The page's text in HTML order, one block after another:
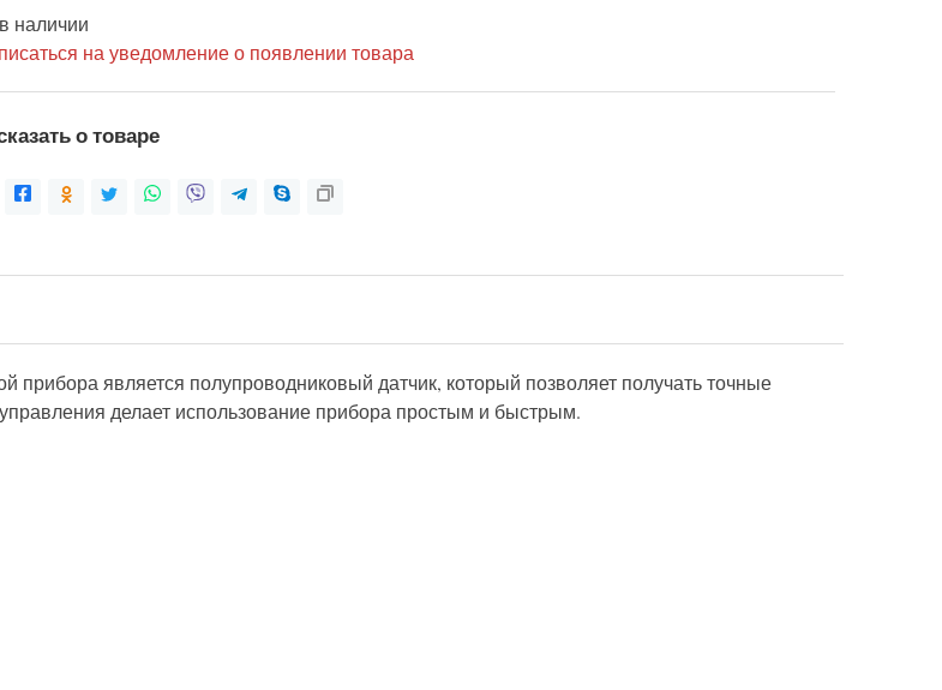
наличии
на уведомление о появлении товара
о товаре
прибора является полупроводниковый датчик, который позволяет получать точные
делает использование прибора простым и быстрым.